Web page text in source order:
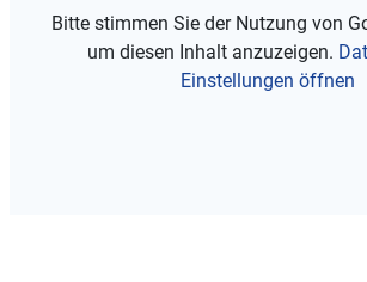
Bitte stimmen Sie der Nutzung von
um diesen Inhalt anzuzeigen.
Einstellungen öffnen